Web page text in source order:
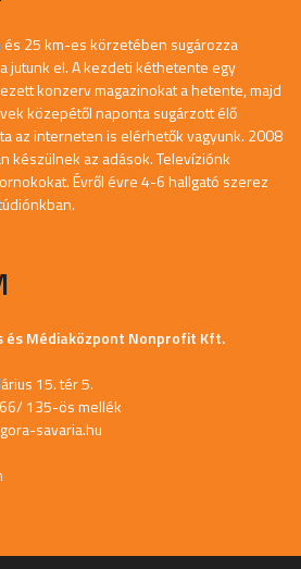
25 km-es körzetében sugározza
jutunk el. A kezdeti kéthetente egy
konzerv magazinokat a hetente, majd
közepétől naponta sugárzott élő
az interneten is elérhetők vagyunk. 2008
készülnek az adások. Televíziónk
Évről évre 4-6 hallgató szerez
és Médiaközpont Nonprofit Kft.
15. tér 5.
135-ös mellék
savaria.hu